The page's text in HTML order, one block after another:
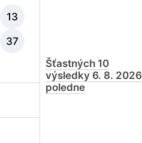
13
37
Šťastných 10
výsledky 6. 8. 2026
poledne